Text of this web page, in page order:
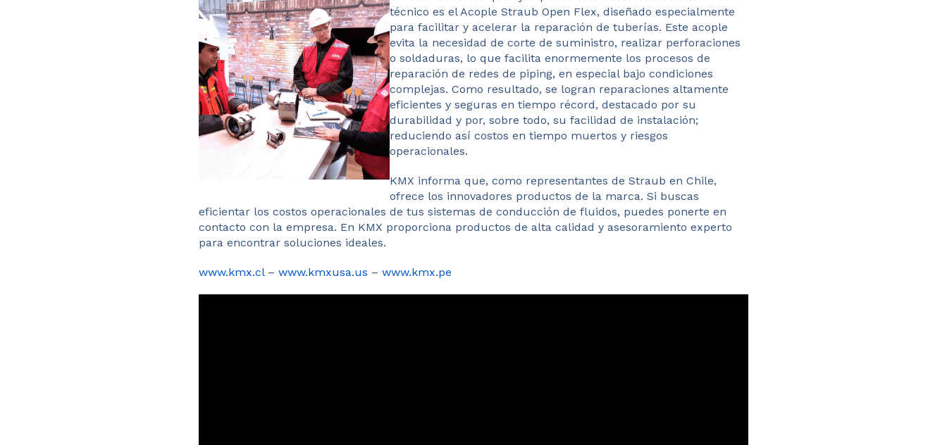
técnico es el Acople Straub Open Flex, diseñado especialmente
para facilitar y acelerar la reparación de tuberías. Este acople
evita la necesidad de corte de suministro, realizar perforaciones
o soldaduras, lo que facilita enormemente los procesos de
reparación de redes de piping, en especial bajo condiciones
complejas. Como resultado, se logran reparaciones altamente
eficientes y seguras en tiempo récord, destacado por su
durabilidad y por, sobre todo, su facilidad de instalación;
reduciendo así costos en tiempo muertos y riesgos
operacionales.
KMX informa que, como representantes de Straub en Chile,
ofrece los innovadores productos de la marca. Si buscas
eficientar los costos operacionales de tus sistemas de conducción de fluidos, puedes ponerte en
contacto con la empresa. En KMX proporciona productos de alta calidad y asesoramiento experto
para encontrar soluciones ideales.
www.kmx.cl– www.kmxusa.us – www.kmx.pe